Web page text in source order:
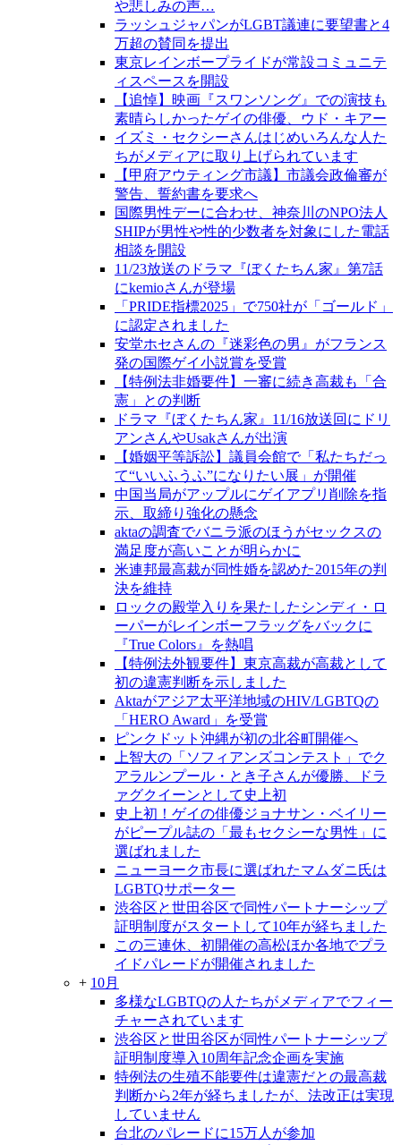
や悲しみの声…
ラッシュジャパンがLGBT議連に要望書と4
万超の賛同を提出
東京レインボープライドが常設コミュニテ
ィスペースを開設
【追悼】映画『スワンソング』での演技も
素晴らしかったゲイの俳優、ウド・キアー
イズミ・セクシーさんはじめいろんな人た
ちがメディアに取り上げられています
【甲府アウティング市議】市議会政倫審が
警告、誓約書を要求へ
国際男性デーに合わせ、神奈川のNPO法人
SHIPが男性や性的少数者を対象にした電話
相談を開設
11/23放送のドラマ『ぼくたちん家』第7話
にkemioさんが登場
「PRIDE指標2025」で750社が「ゴールド」
に認定されました
安堂ホセさんの『迷彩色の男』がフランス
発の国際ゲイ小説賞を受賞
【特例法非婚要件】一審に続き高裁も「合
憲」との判断
ドラマ『ぼくたちん家』11/16放送回にドリ
アンさんやUsakさんが出演
【婚姻平等訴訟】議員会館で「私たちだっ
て“いいふうふ”になりたい展」が開催
中国当局がアップルにゲイアプリ削除を指
示、取締り強化の懸念
aktaの調査でバニラ派のほうがセックスの
満足度が高いことが明らかに
米連邦最高裁が同性婚を認めた2015年の判
決を維持
ロックの殿堂入りを果たしたシンディ・ロ
ーパーがレインボーフラッグをバックに
『True Colors』を熱唱
【特例法外観要件】東京高裁が高裁として
初の違憲判断を示しました
Aktaがアジア太平洋地域のHIV/LGBTQの
「HERO Award」を受賞
ピンクドット沖縄が初の北谷町開催へ
上智大の「ソフィアンズコンテスト」でク
アラルンプール・とき子さんが優勝、ドラ
ァグクイーンとして史上初
史上初！ゲイの俳優ジョナサン・ベイリー
がピープル誌の「最もセクシーな男性」に
選ばれました
ニューヨーク市長に選ばれたマムダニ氏は
LGBTQサポーター
渋谷区と世田谷区で同性パートナーシップ
証明制度がスタートして10年が経ちました
この三連休、初開催の高松ほか各地でプラ
イドパレードが開催されました
+ 10月
多様なLGBTQの人たちがメディアでフィー
チャーされています
渋谷区と世田谷区が同性パートナーシップ
証明制度導入10周年記念企画を実施
特例法の生殖不能要件は違憲だとの最高裁
判断から2年が経ちましたが、法改正は実現
していません
台北のパレードに15万人が参加